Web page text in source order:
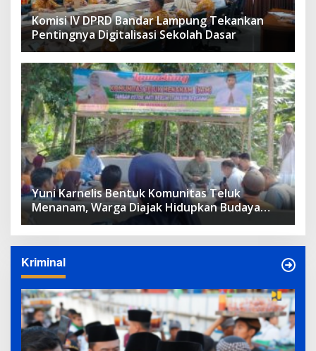
Komisi IV DPRD Bandar Lampung Tekankan
Pentingnya Digitalisasi Sekolah Dasar
Yuni Karnelis Bentuk Komunitas Teluk
Menanam, Warga Diajak Hidupkan Budaya
Tanam
Kriminal